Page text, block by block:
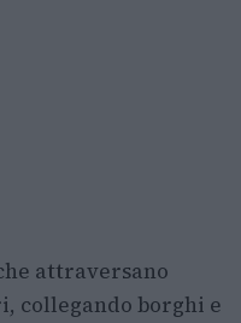
attraversano
collegando borghi e